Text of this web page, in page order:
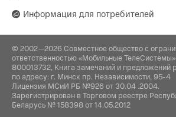
Информация для потребителей
© 2002—2026 Совместное общество с
ответственностью «Мобильные
800013732, Книга замечаний и предложений
по адресу: г. Минск пр. Независимости, 95-4
Лицензия МСиИ РБ №926 от 30.04 .2004.
Зарегистрирован в Торговом реестре
Беларусь № 158398 от 14.05.2012